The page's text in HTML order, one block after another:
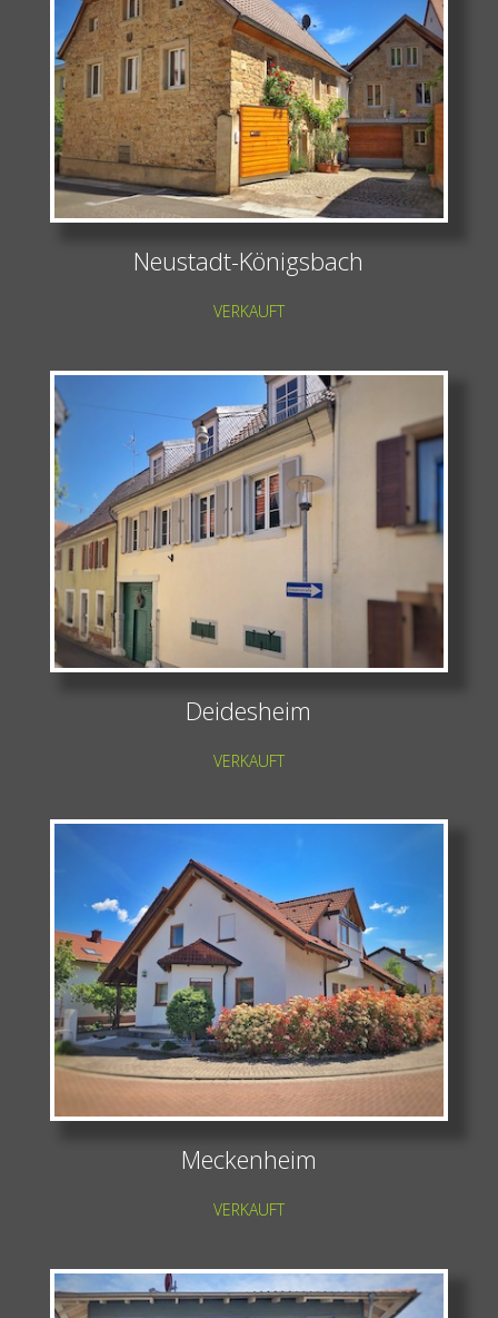
Neustadt-Königsbach
VERKAUFT
Deidesheim
VERKAUFT
Meckenheim
VERKAUFT